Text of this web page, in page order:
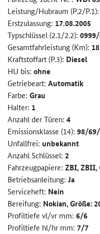
Leistung/Hubraum (P.2/P.1):
Erstzulassung: 17.08.2005
Typschlüssel (2.1/2.2):
Gesamtfahrleistung (Km):
Kraftstoffart (P.3): Diesel
HU bis: ohne
Getriebeart: Automatik
Farbe: Grau
Halter: 1
Anzahl der Türen: 4
Emissionsklasse (14): 98/
Unfallfrei: unbekannt
Anzahl Schlüssel: 2
Fahrzeugpapiere: ZBI, ZBII,
Betriebsanleitung: Ja
Serviceheft: Nein
Bereifung: Nokian, Größe:
Profiltiefe vl/vr mm: 6/6
Profiltiefe hl/hr mm: 7/7